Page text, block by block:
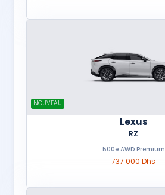
NOUVEAU
Lexus
RZ
500e AWD Premium
737 000 Dhs